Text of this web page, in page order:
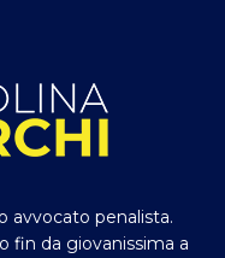
avvocato penalista.
fin da giovanissima a